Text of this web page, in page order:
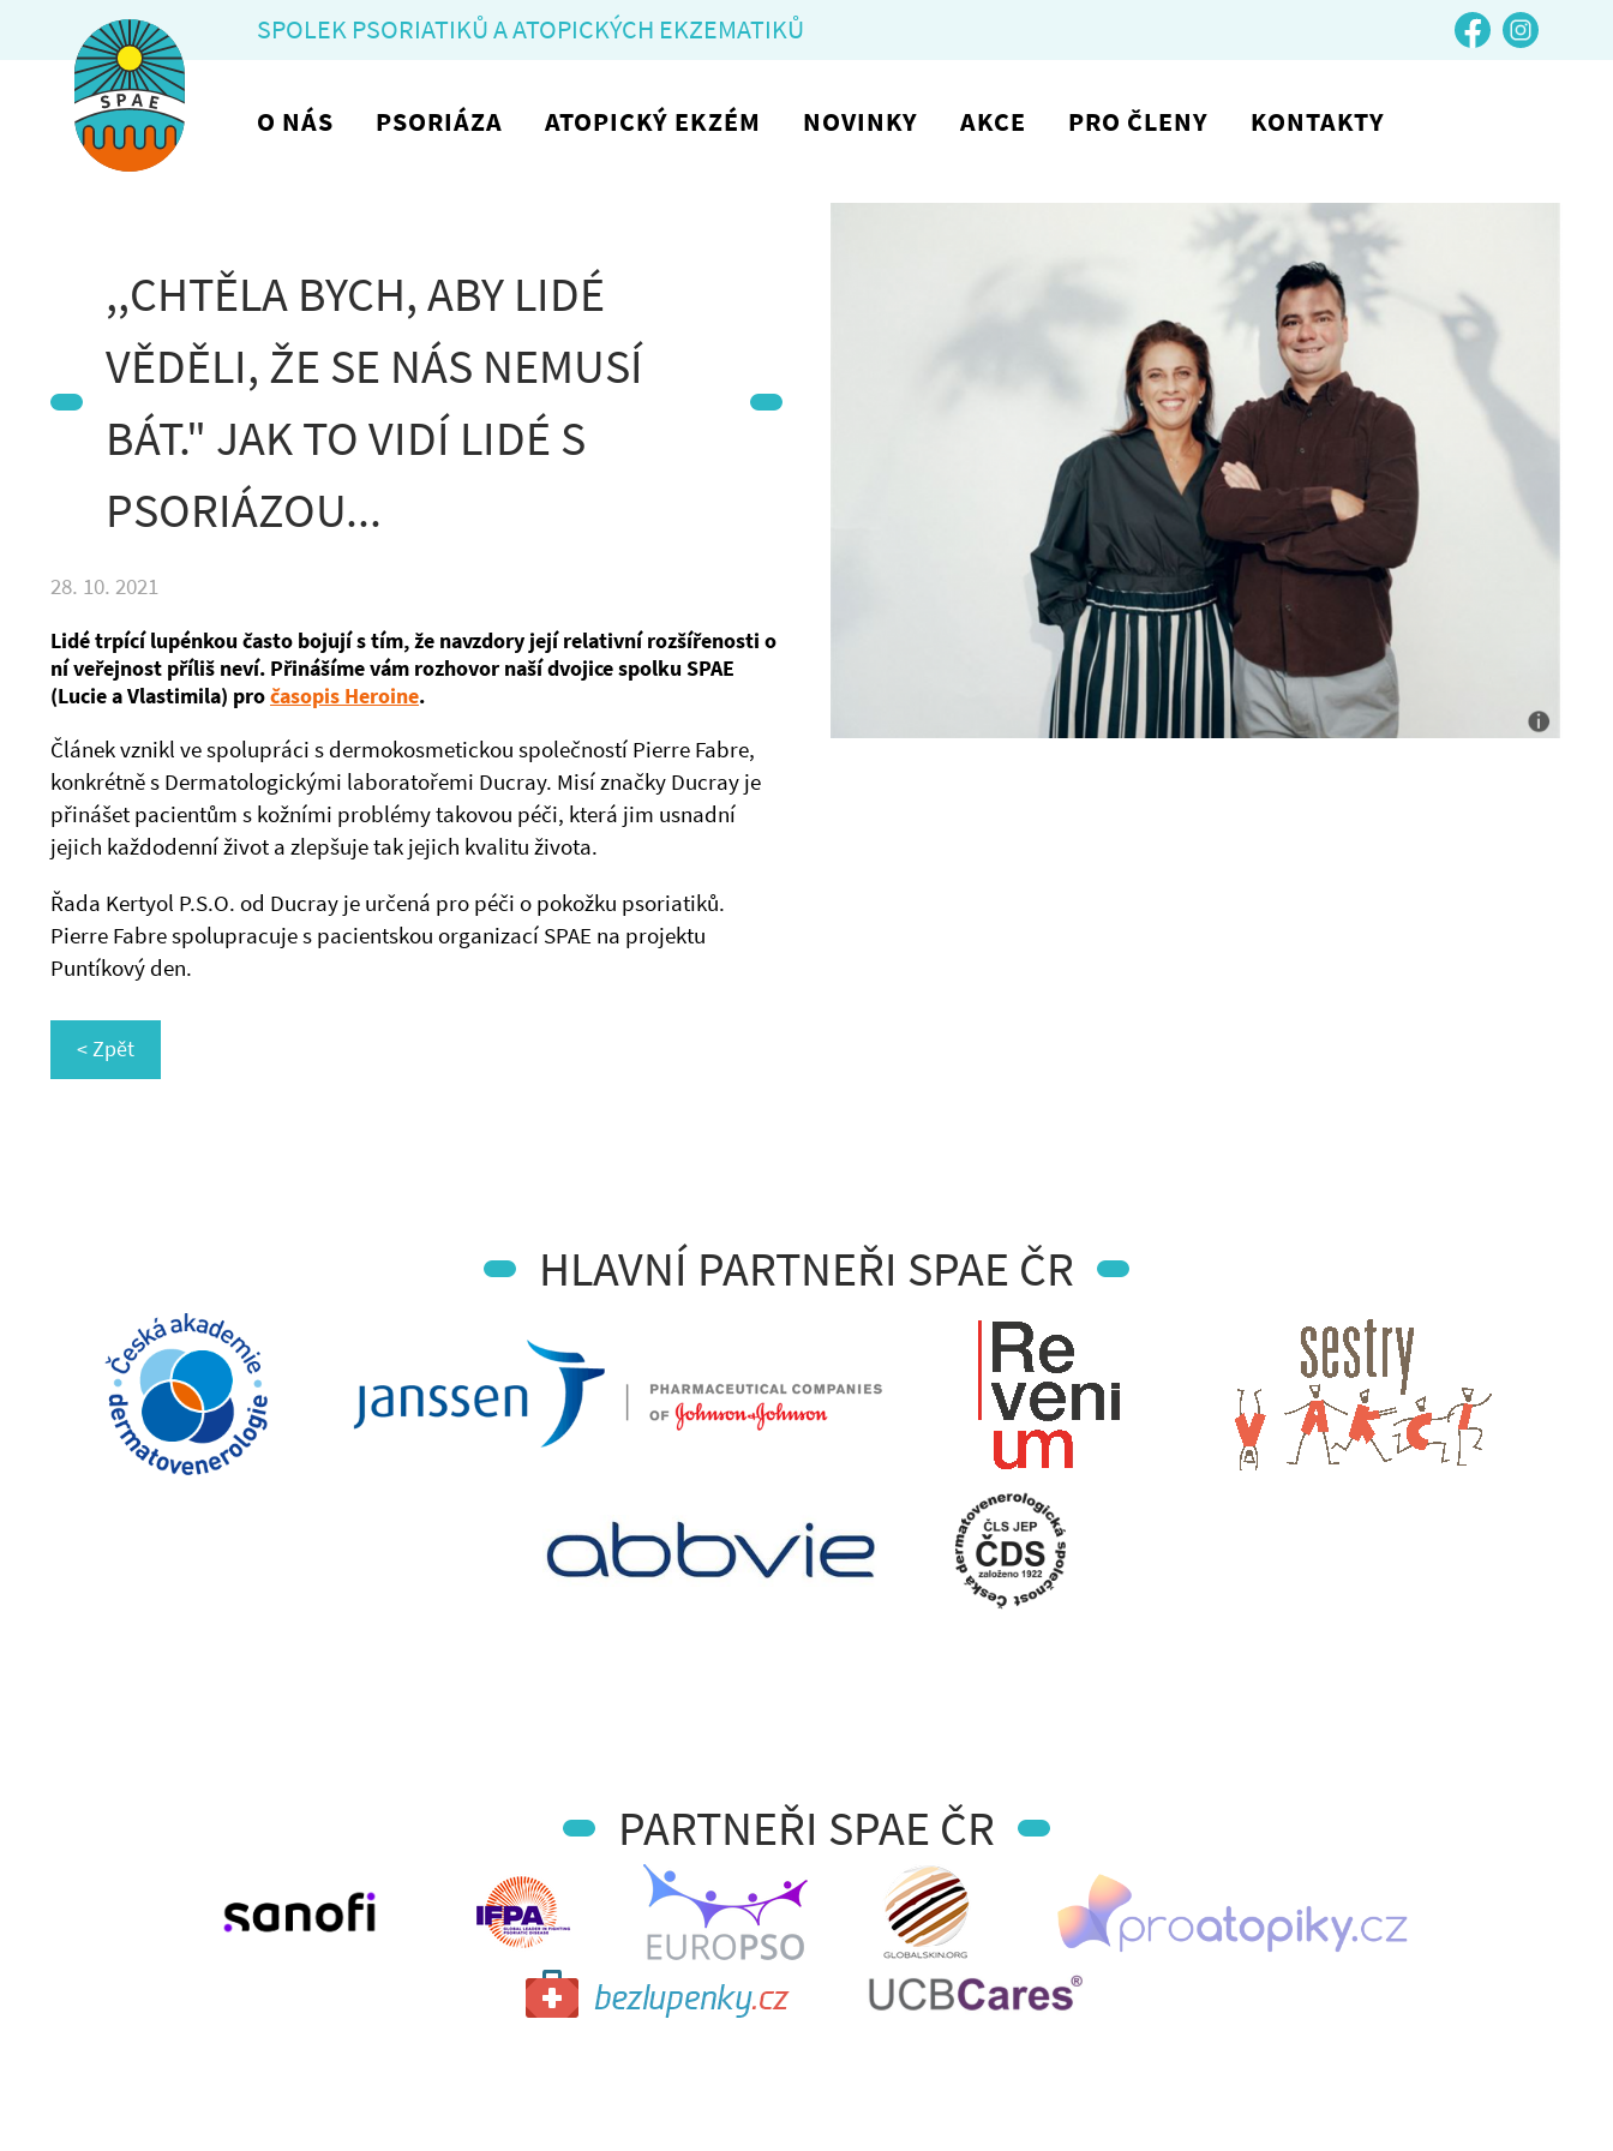
SPOLEK PSORIATIKŮ A ATOPICKÝCH EKZEMATIKŮ
O NÁS PSORIÁZA ATOPICKÝ EKZÉM NOVINKY AKCE PRO ČLENY KONTAKTY
,,CHTĚLA BYCH, ABY LIDÉ
VĚDĚLI, ŽE SE NÁS NEMUSÍ
BÁT." JAK TO VIDÍ LIDÉ S
PSORIÁZOU...
28. 10. 2021
Lidé trpící lupénkou často bojují s tím, že navzdory její relativní rozšířenosti o
ní veřejnost příliš neví. Přinášíme vám rozhovor naší dvojice spolku SPAE
(Lucie a Vlastimila) pročasopis Heroine.
Článek vznikl ve spolupráci s dermokosmetickou společností Pierre Fabre,
konkrétně s Dermatologickými laboratořemi Ducray. Misí značky Ducray je
přinášet pacientům s kožními problémy takovou péči, která jim usnadní
jejich každodenní život a zlepšuje tak jejich kvalitu života.
Řada Kertyol P.S.O. od Ducray je určená pro péči o pokožku psoriatiků.
Pierre Fabre spolupracuje s pacientskou organizací SPAE na projektu
Puntíkový den.
< Zpět
HLAVNÍ PARTNEŘI SPAE ČR
PARTNEŘI SPAE ČR